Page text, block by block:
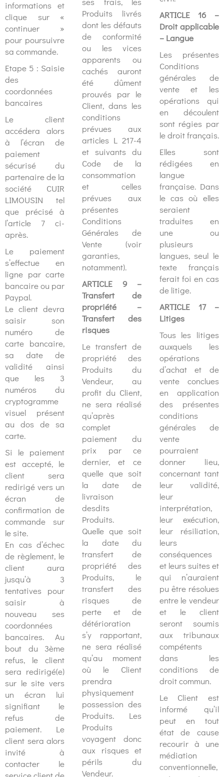
informations et
clique sur «
continuer »
pour poursuivre
sa commande.
Etape 5 : Saisie
des
coordonnées
bancaires
Le client
accédera alors
à l’écran de
paiement
sécurisé du
partenaire de la
société CUIR
LIMOUSIN tel
que précisé à
l’article 7 ci-
après.
Le paiement
s’effectue en
ligne par carte
bancaire ou par
Paypal.
Le client devra
saisir son
numéro de
carte bancaire,
sa date de
validité ainsi
que les 3
numéros du
cryptogramme
visuel présent
au dos de sa
carte.
Si le paiement
est accepté, le
client sera
redirigé vers un
écran de
confirmation de
commande sur
le site.
En cas d’échec
de règlement, le
client aura
jusqu’à 3
tentatives pour
saisir à
nouveau ses
coordonnées
bancaires. Au
bout du 3ème
refus, le client
sera redirigé(e)
sur le site vers
un écran lui
signifiant le
refus de
paiement. Le
client sera alors
invité à
contacter le
Produits livrés
dont les défauts
de conformité
ou les vices
apparents ou
cachés auront
été dûment
prouvés par le
Client, dans les
conditions
prévues aux
articles L 217-4
et suivants du
Code de la
consommation
et celles
prévues aux
présentes
Conditions
Générales de
Vente (voir
garanties,
notamment).
ARTICLE 9 –
Transfert de
propriété –
Transfert des
risques
Le transfert de
propriété des
Produits du
Vendeur, au
profit du Client,
ne sera réalisé
qu’après
complet
paiement du
prix par ce
dernier, et ce
quelle que soit
la date de
livraison
desdits
Produits.
Quelle que soit
la date du
transfert de
propriété des
Produits, le
transfert des
risques de
perte et de
détérioration
s’y rapportant,
ne sera réalisé
qu’au moment
où le Client
prendra
physiquement
possession des
Produits. Les
Produits
voyagent donc
aux risques et
périls du
Vendeur.
ARTICLE 16 –
Droit applicable
– Langue
Les présentes
Conditions
générales de
vente et les
opérations qui
en découlent
sont régies par
le droit français.
Elles sont
rédigées en
langue
française. Dans
le cas où elles
seraient
traduites en
une ou
plusieurs
langues, seul le
texte français
ferait foi en cas
de litige.
ARTICLE 17 –
Litiges
Tous les litiges
auxquels les
opérations
d’achat et de
vente conclues
en application
des présentes
conditions
générales de
vente
pourraient
donner lieu,
concernant tant
leur validité,
leur
interprétation,
leur exécution,
leur résiliation,
leurs
conséquences
et leurs suites et
qui n’auraient
pu être résolues
entre le vendeur
et le client
seront soumis
aux tribunaux
compétents
dans les
conditions de
droit commun.
Le Client est
informé qu’il
peut en tout
état de cause
recourir à une
médiation
conventionnelle,